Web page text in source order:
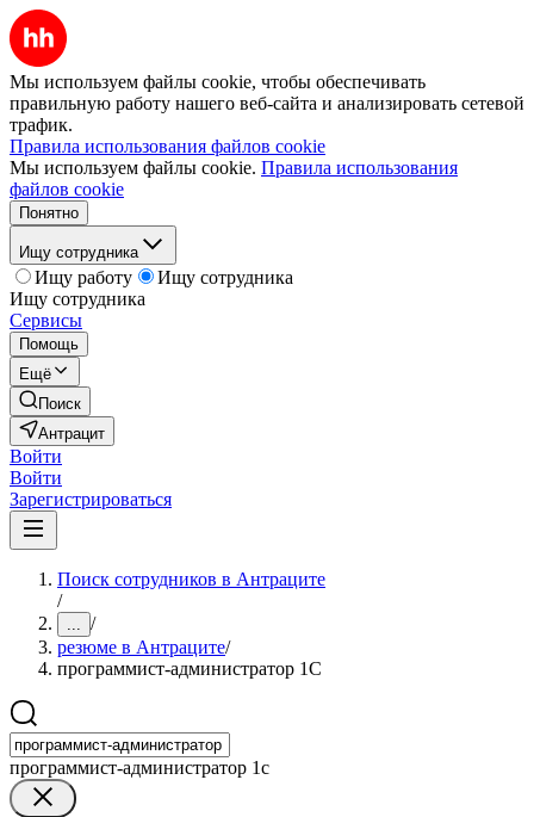
Мы используем файлы cookie, чтобы обеспечивать
правильную работу нашего веб-сайта и анализировать сетевой
трафик.
Правила использования файлов cookie
Мы используем файлы cookie. Правила использования
файлов cookie
Понятно
Ищу сотрудника
Ищу работу
Ищу сотрудника
Ищу сотрудника
Сервисы
Помощь
Ещё
Поиск
Антрацит
Войти
Войти
Зарегистрироваться
Поиск сотрудников в Антраците
/
... /
резюме в Антраците/
программист-администратор 1С
программист-администратор 1с